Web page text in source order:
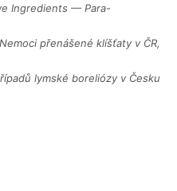
Ingredients — Para-
Nemoci přenášené klíšťaty v ČR,
lymské boreliózy v Česku